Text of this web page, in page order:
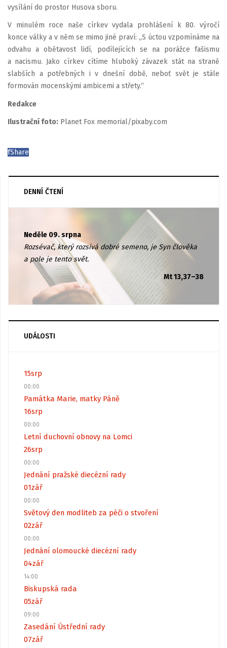
vysílání do prostor Husova sboru.
V minulém roce naše církev vydala prohlášení k 80. výročí
konce války a v něm se mimo jiné praví: „S úctou vzpomínáme na
odvahu a obětavost lidí, podílejících se na porážce fašismu
a nacismu. Jako církev cítíme hluboký závazek stát na straně
slabších a potřebných i v dnešní době, neboť svět je stále
formován mocenskými ambicemi a střety.“
Redakce
Ilustrační foto: Planet Fox memorial/pixaby.com
fShare
DENNÍ ČTENÍ
Neděle 09. srpna
Rozsévač, který rozsívá dobré semeno, je Syn člověka
a pole je tento svět.
Mt 13,37–38
UDÁLOSTI
15srp
00:00
Památka Marie, matky Páně
16srp
00:00
Letní duchovní obnovy na Lomci
26srp
00:00
Jednání pražské diecézní rady
01zář
00:00
Světový den modliteb za péči o stvoření
02zář
00:00
Jednání olomoucké diecézní rady
04zář
14:00
Biskupská rada
05zář
09:00
Zasedání Ústřední rady
07zář